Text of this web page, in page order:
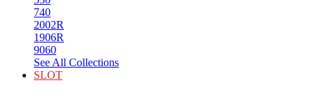
740
2002R
1906R
9060
See All Collections
SLOT